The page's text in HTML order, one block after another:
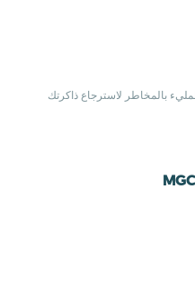
بالمخاطر لاسترجاع ذاكرتك